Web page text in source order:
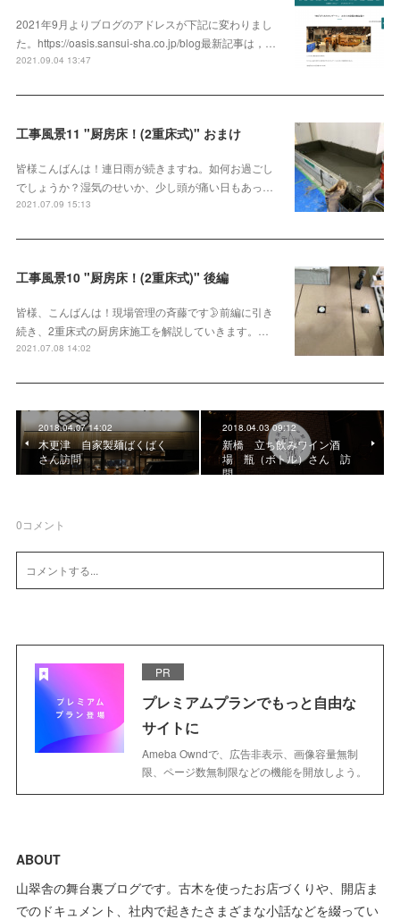
2021年9月よりブログのアドレスが下記に変わりまし
た。https://oasis.sansui-sha.co.jp/blog最新記事は，…
2021.09.04 13:47
工事風景11 "厨房床！(2重床式)" おまけ
皆様こんばんは！連日雨が続きますね。如何お過ごし
でしょうか？湿気のせいか、少し頭が痛い日もあっ…
2021.07.09 15:13
工事風景10 "厨房床！(2重床式)" 後編
皆様、こんばんは！現場管理の斉藤です🌛前編に引き
続き、2重床式の厨房床施工を解説していきます。…
2021.07.08 14:02
2018.04.07 14:02
木更津 自家製麺ばくばく
さん訪問
2018.04.03 09:12
新橋 立ち飲みワイン酒
場 瓶（ボトル）さん 訪
問
0コメント
PR
プレミアムプランでもっと自由な
サイトに
Ameba Owndで、広告非表示、画像容量無制
限、ページ数無制限などの機能を開放しよう。
ABOUT
山翠舎の舞台裏ブログです。古木を使ったお店づくりや、開店ま
でのドキュメント、社内で起きたさまざまな小話などを綴ってい